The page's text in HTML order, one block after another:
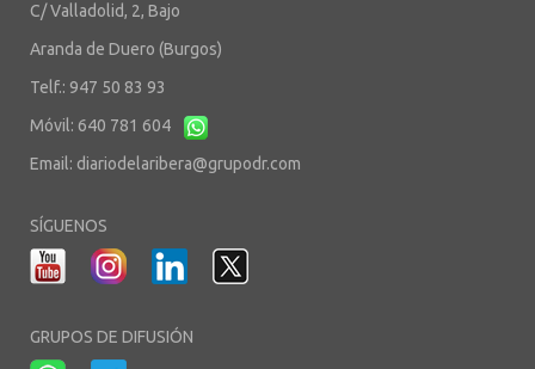
C/ Valladolid, 2, Bajo
Aranda de Duero (Burgos)
Telf.: 947 50 83 93
Móvil: 640 781 604
Email: diariodelaribera@grupodr.com
SÍGUENOS
GRUPOS DE DIFUSIÓN